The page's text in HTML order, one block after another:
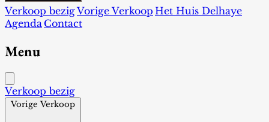
Verkoop bezigVorige Verkoop Het Huis Delhaye
Agenda Contact
Menu
Verkoop bezig
Vorige Verkoop